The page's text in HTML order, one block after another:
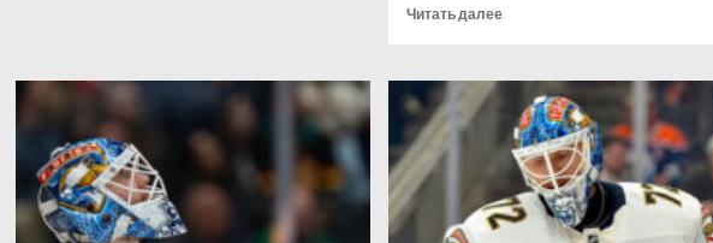
Читать далееПрочитать
Антонелли
выиграл
спринт
Гран-
при
Великобритании,
Хэмилтон